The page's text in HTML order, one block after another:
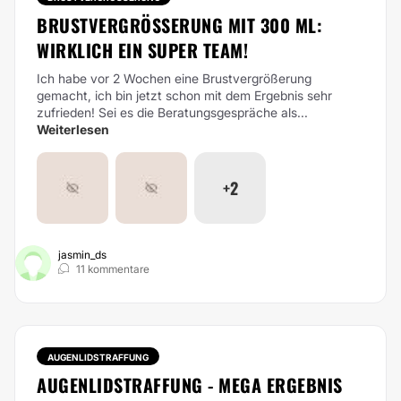
BRUSTVERGRÖSSERUNG MIT 300 ML: W
IRKLICH EIN SUPER TEAM!
Ich habe vor 2 Wochen eine Brustvergrößerung
gemacht, ich bin jetzt schon mit dem Ergebnis sehr
zufrieden! Sei es die Beratungsgespräche als...
Weiterlesen
+2
jasmin_ds
11 kommentare
AUGENLIDSTRAFFUNG
AUGENLIDSTRAFFUNG - MEGA ERGEBNIS